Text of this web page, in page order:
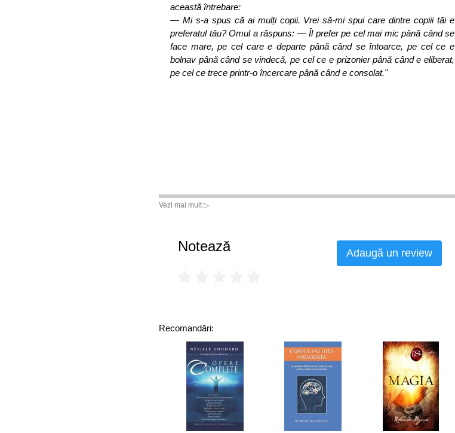
această întrebare:
— Mi s-a spus că ai mulți copii. Vrei să-mi spui care dintre copiii tăi e
preferatul tău? Omul a răspuns: — Îl prefer pe cel mai mic până când se
face mare, pe cel care e departe până când se întoarce, pe cel ce e
bolnav până când se vindecă, pe cel ce e prizonier până când e eliberat,
pe cel ce trece printr-o încercare până când e consolat."
Vezi mai mult ▷
Notează Adaugă un review
Recomandări: